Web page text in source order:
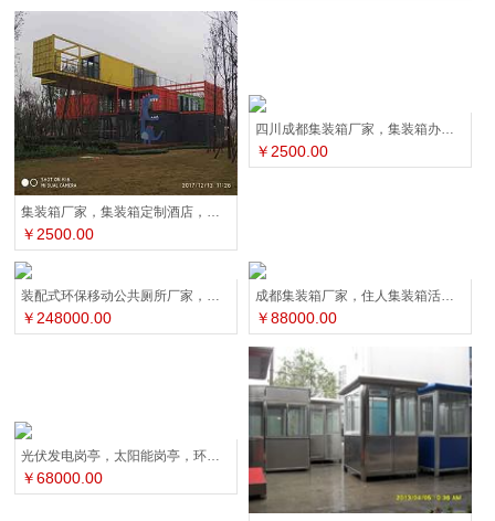
集装箱厂家，集装箱定制酒店，集装箱定制咖啡厅
￥2500.00
￥2500.00
装配式环保移动公共厕所厂家，四川雷天顺集成房屋
￥248000.00
成都集装箱厂家，住人集装箱活动房，石化集装箱房
￥88000.00
￥68000.00